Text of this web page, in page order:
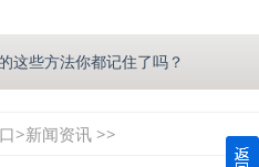
这些方法你都记住了吗？
>新闻资讯 >>